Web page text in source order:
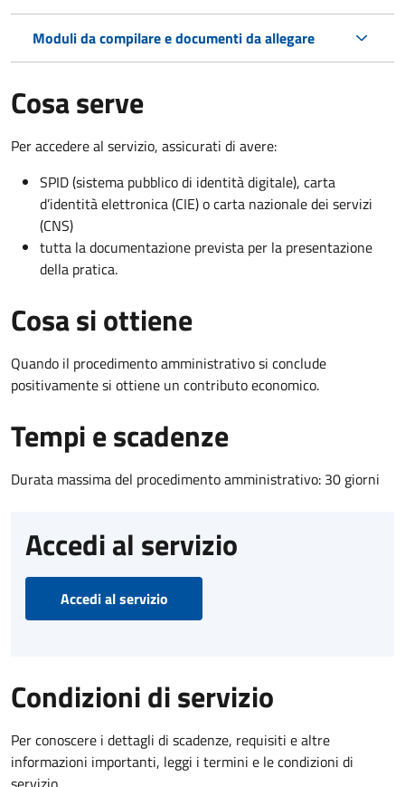
Moduli da compilare e documenti da allegare
Cosa serve
Per accedere al servizio, assicurati di avere:
SPID (sistema pubblico di identità digitale), carta
d’identità elettronica (CIE) o carta nazionale dei servizi
(CNS)
tutta la documentazione prevista per la presentazione
della pratica.
Cosa si ottiene
Quando il procedimento amministrativo si conclude
positivamente si ottiene un contributo economico.
Tempi e scadenze
Durata massima del procedimento amministrativo: 30 giorni
Accedi al servizio
Accedi al servizio
Condizioni di servizio
Per conoscere i dettagli di scadenze, requisiti e altre
informazioni importanti, leggi i termini e le condizioni di